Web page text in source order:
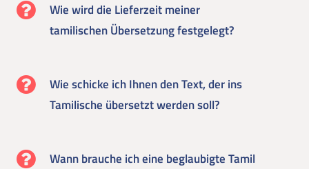
Wie wird die Lieferzeit meiner
tamilischen Übersetzung festgelegt?
Wie schicke ich Ihnen den Text, der ins
Tamilische übersetzt werden soll?
Wann brauche ich eine beglaubigte Tamil